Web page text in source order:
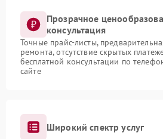
Прозрачное
консультация
Точные прайс-листы,
ремонта, отсутствие скрытых
бесплатной консультации по
сайте
Широкий спектр услуг